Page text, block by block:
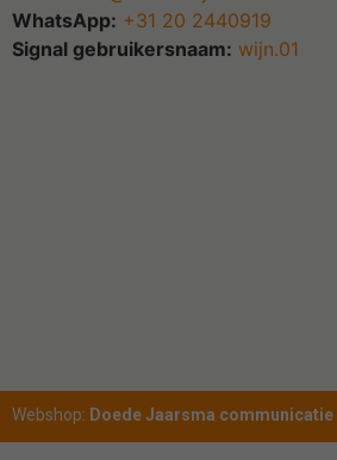
WhatsApp: +31 20 2440919
Signal gebruikersnaam: wijn.01
Webshop: Doede Jaarsma communicatie